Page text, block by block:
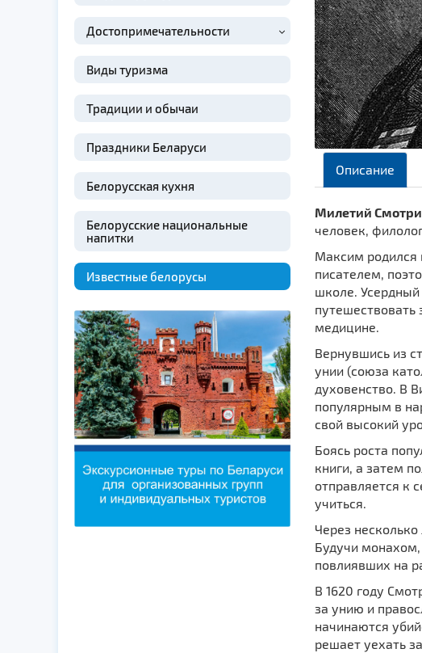
Достопримечательности
Виды туризма
Традиции и обычаи
Праздники Беларуси
Белорусская кухня
Белорусские национальные
напитки
Известные белорусы
Описание
Милетий
человек,
Максим родился
писателем,
школе.
путешествовать
медицине.
Вернувшись из
унии (союза
духовенство. В
популярным в
свой высокий
Боясь роста
книги, а затем
отправляется к
учиться.
Через
Будучи
повлиявших на
В 1620 году
за унию и
начинаются
решает уехать